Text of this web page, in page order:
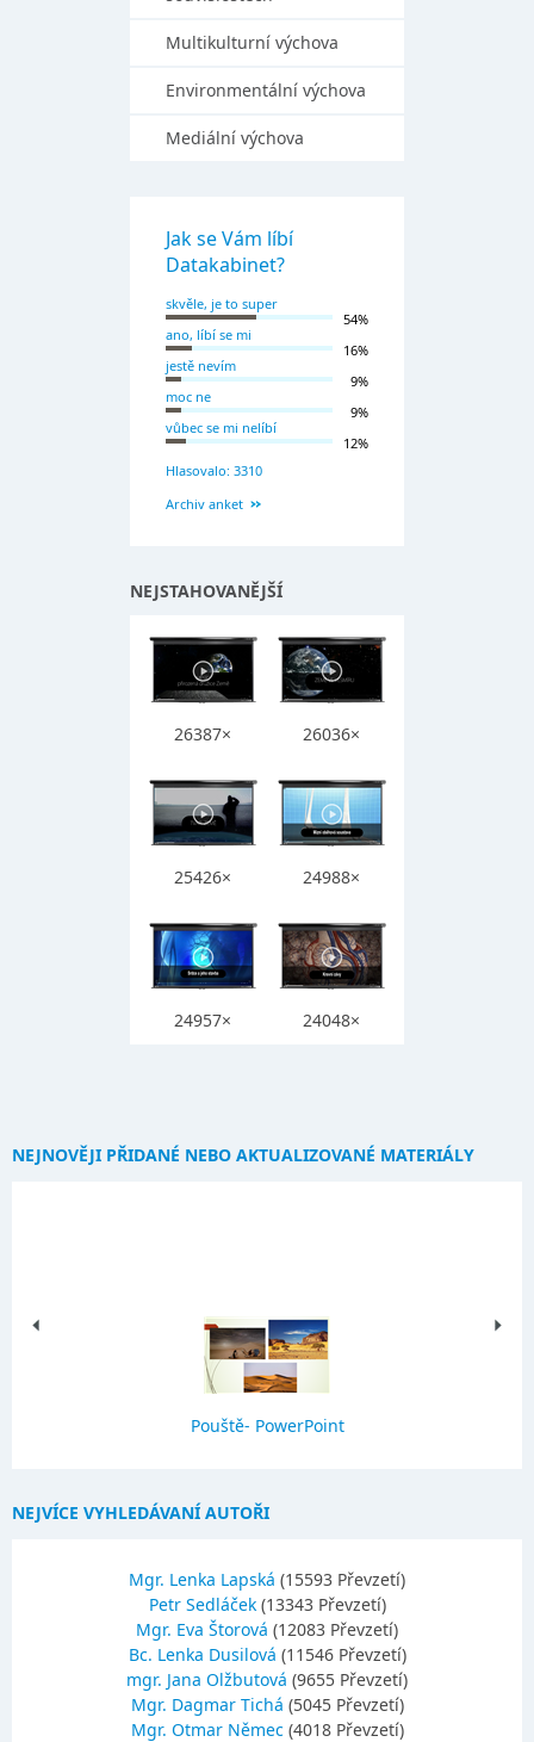
Multikulturní výchova
Environmentální výchova
Mediální výchova
Jak se Vám líbí
Datakabinet?
skvěle, je to super
54%
ano, líbí se mi
16%
jestě nevím
9%
moc ne
9%
vůbec se mi nelíbí
12%
Hlasovalo: 3310
Archiv anket
NEJSTAHOVANĚJŠÍ
26387× 26036×
25426× 24988×
24957× 24048×
NEJNOVĚJI PŘIDANÉ NEBO AKTUALIZOVANÉ MATERIÁLY
Pouště- PowerPoint
NEJVÍCE VYHLEDÁVANÍ AUTOŘI
Mgr. Lenka Lapská (15593 Převzetí)
Petr Sedláček (13343 Převzetí)
Mgr. Eva Štorová (12083 Převzetí)
Bc. Lenka Dusilová (11546 Převzetí)
mgr. Jana Olžbutová (9655 Převzetí)
Mgr. Dagmar Tichá (5045 Převzetí)
Mgr. Otmar Němec (4018 Převzetí)